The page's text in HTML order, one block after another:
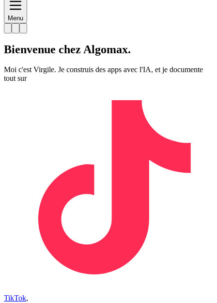
Menu
Bienvenue chez Algomax.
Moi c'est Virgile. Je construis des apps avec l'IA, et je documente
tout sur
TikTok,